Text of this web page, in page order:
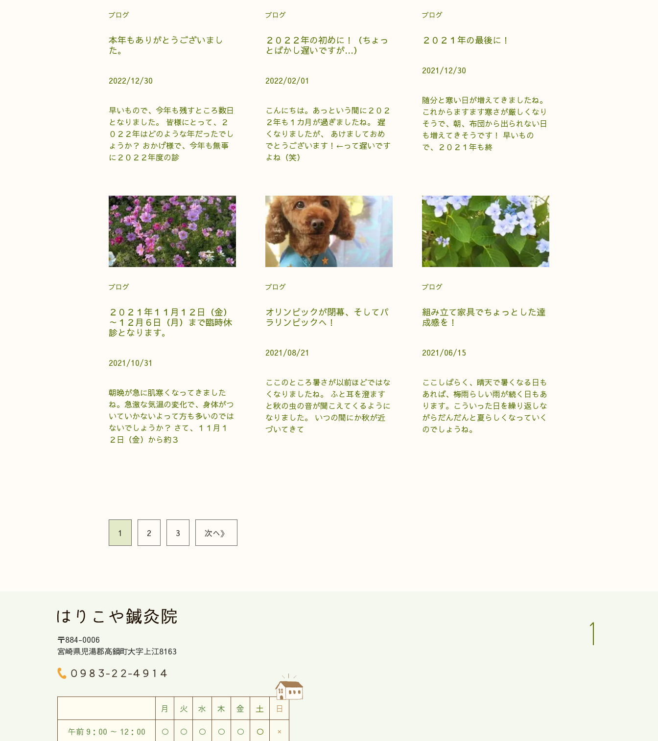
ブログ
本年もありがとうございまし
た。
2022/12/30
早いもので、今年も残すところ数日
となりました。 皆様にとって、２
０２２年はどのような年だったでし
ょうか？ おかげ様で、今年も無事
に２０２２年度の診
ブログ
２０２２年の初めに！（ちょっ
とばかし遅いですが…）
2022/02/01
こんにちは。あっという間に２０２
２年も１カ月が過ぎましたね。 遅
くなりましたが、 あけましておめ
でとうございます！←って遅いです
よね（笑）
ブログ
２０２１年の最後に！
2021/12/30
随分と寒い日が増えてきましたね。
これからますます寒さが厳しくなり
そうで、朝、布団から出られない日
も増えてきそうです！ 早いもの
で、２０２１年も終
ブログ
２０２１年１１月１２日（金）
～１２月６日（月）まで臨時休
診となります。
2021/10/31
朝晩が急に肌寒くなってきました
ね。急激な気温の変化で、身体がつ
いていかないよって方も多いのでは
ないでしょうか？ さて、１１月１
２日（金）から約３
ブログ
オリンピックが閉幕、そしてパ
ラリンピックへ！
2021/08/21
ここのところ暑さが以前ほどではな
くなりましたね。 ふと耳を澄ます
と秋の虫の音が聞こえてくるように
なりました。 いつの間にか秋が近
づいてきて
ブログ
組み立て家具でちょっとした達
成感を！
2021/06/15
ここしばらく、晴天で暑くなる日も
あれば、梅雨らしい雨が続く日もあ
ります。こういった日を繰り返しな
がらだんだんと夏らしくなっていく
のでしょうね。
1 2 3 次へ》
〒884-0006
宮崎県児湯郡高鍋町大字上江8163
月 火 水 木 金 土 日
午前 9：00 ～ 12：00 ○ ○ ○ ○ ○ ○ ×